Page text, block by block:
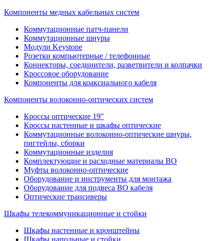
Компоненты медных кабельных систем
Коммутационные патч-панели
Коммутационные шнуры
Модули Keystone
Розетки компьютерные / телефонные
Коннекторы, соединители, разветвители и колпачки
Кроссовое оборудование
Компоненты для коаксиального кабеля
Компоненты волоконно-оптических систем
Кроссы оптические 19"
Кроссы настенные и шкафы оптические
Коммутационные волоконно-оптические шнуры,
пигтейлы, сборки
Коммутационные изделия
Комплектующие и расходные материалы ВО
Муфты волоконно-оптические
Оборудование и инструменты для монтажа
Оборудование для подвеса ВО кабеля
Оптические трансиверы
Шкафы телекоммуникационные и стойки
Шкафы настенные и кронштейны
Шкафы напольные и стойки